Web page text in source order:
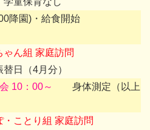
降園)・給食開始
ん組 家庭訪問
日（4月分）
10：00～
身体測定（以上
・ことり組 家庭訪問